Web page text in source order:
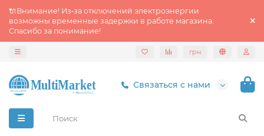
🔌Внимание! Из‑за отключений электроэнергии
возможны временные задержки в работе магазина.
Спасибо за понимание!
грн
Связаться с нами